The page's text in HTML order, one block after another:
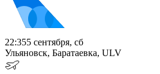
22:355 сентября, сб
Ульяновск, Баратаевка, ULV